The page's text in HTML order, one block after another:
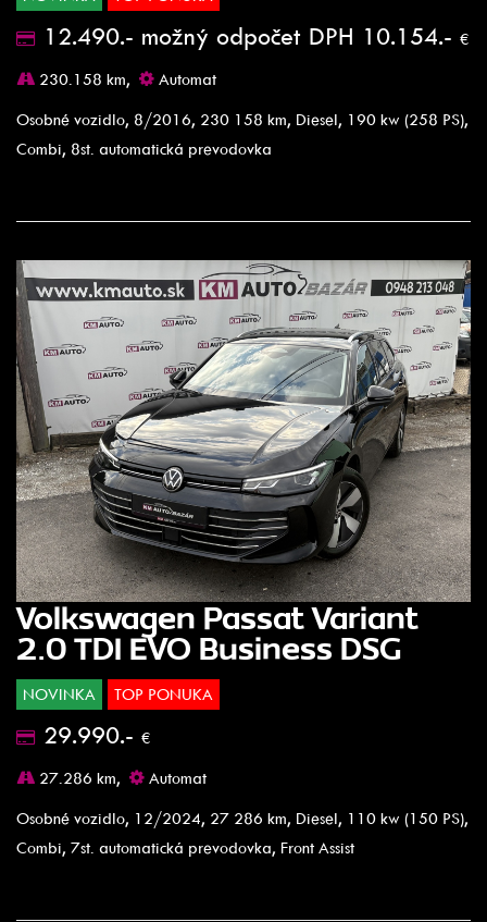
12.490.- možný odpočet DPH 10.154.- €
230.158 km,
Automat
Osobné vozidlo, 8/2016, 230 158 km, Diesel, 190 kw (258 PS),
Combi, 8st. automatická prevodovka
Volkswagen Passat Variant
2.0 TDI EVO Business DSG
NOVINKA TOP PONUKA
29.990.- €
27.286 km,
Automat
Osobné vozidlo, 12/2024, 27 286 km, Diesel, 110 kw (150 PS),
Combi, 7st. automatická prevodovka, Front Assist